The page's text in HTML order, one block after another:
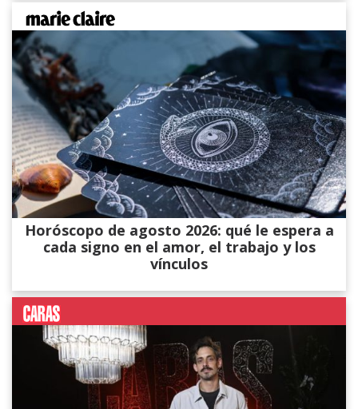
Horóscopo de agosto 2026: qué le espera a
cada signo en el amor, el trabajo y los
vínculos